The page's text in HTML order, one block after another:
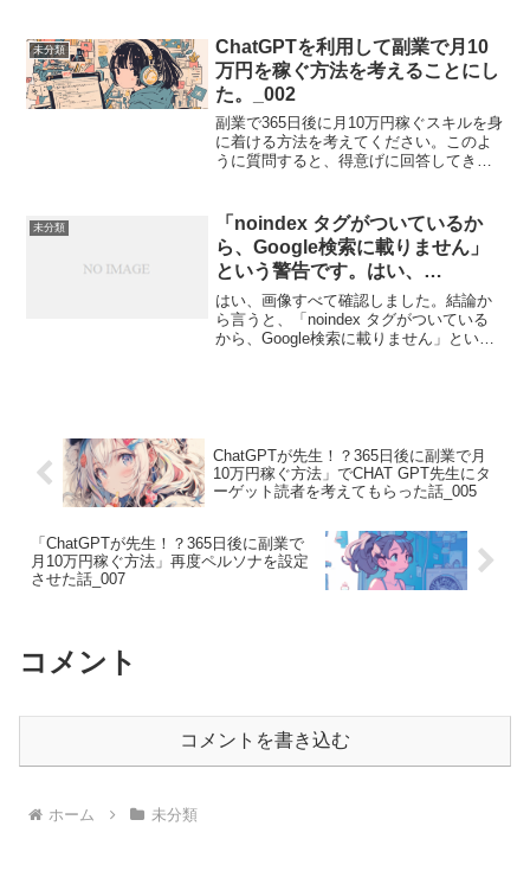
ングの観点からも裏付けられています。
以下に、その理由を3つの...
未分類
ChatGPTを利用して副業で月10
万円を稼ぐ方法を考えることにし
た。_002
副業で365日後に月10万円稼ぐスキルを身
に着ける方法を考えてください。このよ
うに質問すると、得意げに回答してきま
えていきましょう！ChatGPTを活用すれ
ば、効...
未分類
「noindex タグがついているか
ら、Google検索に載りません」
という警告です。はい、
ChatGPTに尋ねてみた。
はい、画像すべて確認しました。結論か
ら言うと、「noindex タグがついている
から、Google検索に載りません」という
ChatGPTが先生！？365日後に副業で月
10万円稼ぐ方法」でCHAT GPT先生にタ
ーゲット読者を考えてもらった話_005
「ChatGPTが先生！？365日後に副業で
月10万円稼ぐ方法」再度ペルソナを設定
させた話_007
コメント
コメントを書き込む
ホーム 未分類